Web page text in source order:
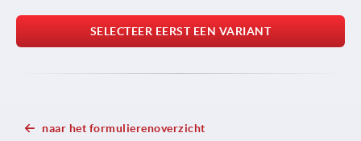
SELECTEER EERST EEN VARIANT
naar het formulierenoverzicht